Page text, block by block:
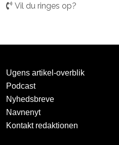
Vil du ringes op?
Ugens artikel-overblik
Podcast
Nyhedsbreve
Navnenyt
Kontakt redaktionen